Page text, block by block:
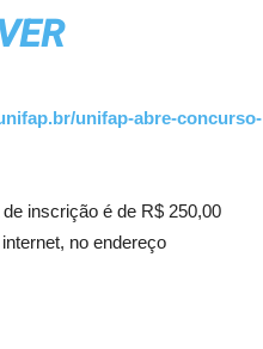
unifap-abre-concurso-
inscrição é de R$ 250,00
no endereço